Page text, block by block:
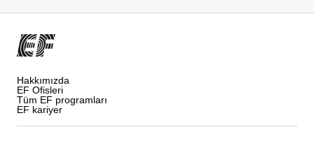
Hakkımızda
EF Ofisleri
Tüm EF programları
EF kariyer